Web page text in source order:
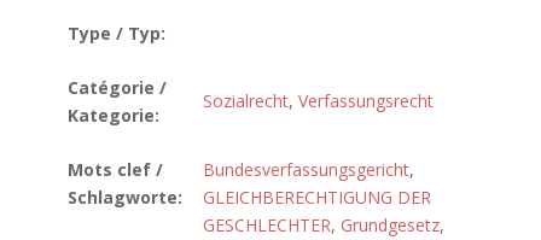
Type / Typ:
Catégorie /
Kategorie:
Sozialrecht, Verfassungsrecht
Mots clef /
Schlagworte:
Bundesverfassungsgericht,
GLEICHBERECHTIGUNG DER
GESCHLECHTER, Grundgesetz,